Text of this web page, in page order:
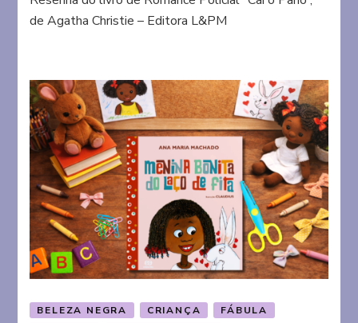
Pano
de Agatha Christie – Editora L&PM
BELEZA NEGRA CRIANÇA
FÁBULA